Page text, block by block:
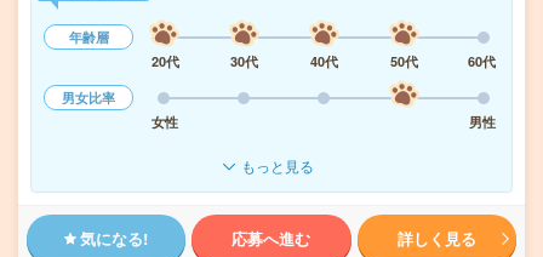
年齢層
20代
30代 40代 50代
60代
男女比率
女性
男性
もっと見る
気になる! 応募へ進む 詳しく見る